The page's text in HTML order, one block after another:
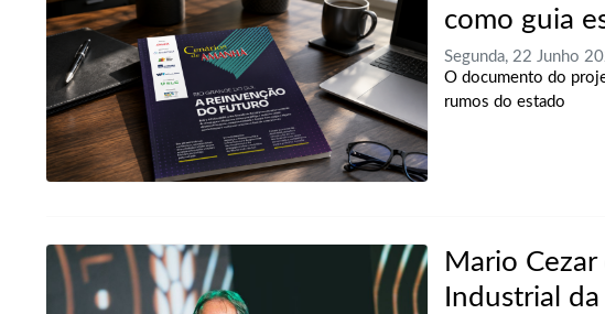
como guia
Segunda, 22 Junho
O documento do
rumos do estado
Mario
Industrial da